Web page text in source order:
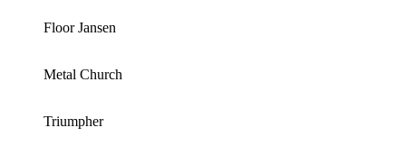
Floor Jansen
Metal Church
Triumpher